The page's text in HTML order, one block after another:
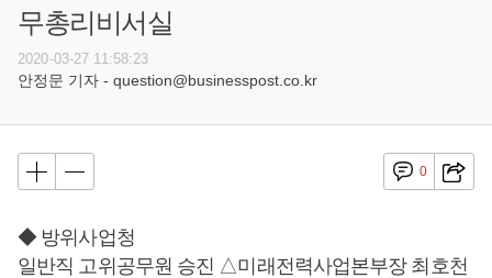
무총리비서실
2020-03-27 11:58:23
안정문 기자 - question@businesspost.co.kr
0
◆ 방위사업청
일반직 고위공무원 승진 △미래전력사업본부장 최호천